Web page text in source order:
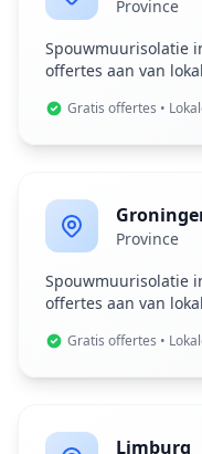
Province
Spouwmuurisolatie
offertes aan van
Gratis offertes •
Province
Spouwmuurisolatie
offertes aan van
Gratis offertes •
Limburg